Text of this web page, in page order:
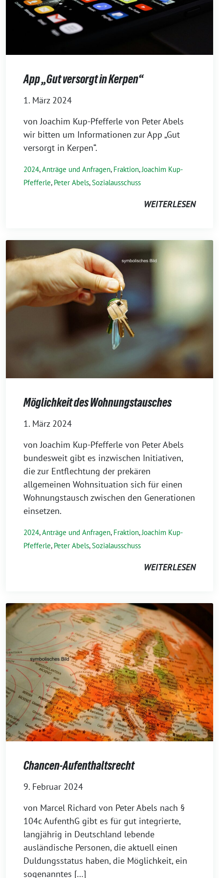
App „Gut versorgt in Kerpen“
1. März 2024
von Joachim Kup-Pfefferle von Peter Abels
wir bitten um Informationen zur App „Gut
versorgt in Kerpen“.
2024,Anträge und Anfragen, Fraktion,Joachim Kup-
Pfefferle, Peter Abels,Sozialausschuss
WEITERLESEN
Möglichkeit des Wohnungstausches
1. März 2024
von Joachim Kup-Pfefferle von Peter Abels
bundesweit gibt es inzwischen Initiativen,
die zur Entflechtung der prekären
allgemeinen Wohnsituation sich für einen
Wohnungstausch zwischen den Generationen
einsetzen.
2024,Anträge und Anfragen, Fraktion,Joachim Kup-
Pfefferle, Peter Abels,Sozialausschuss
WEITERLESEN
Chancen-Aufenthaltsrecht
9. Februar 2024
von Marcel Richard von Peter Abels nach §
104c AufenthG gibt es für gut integrierte,
langjährig in Deutschland lebende
ausländische Personen, die aktuell einen
Duldungsstatus haben, die Möglichkeit, ein
sogenanntes […]